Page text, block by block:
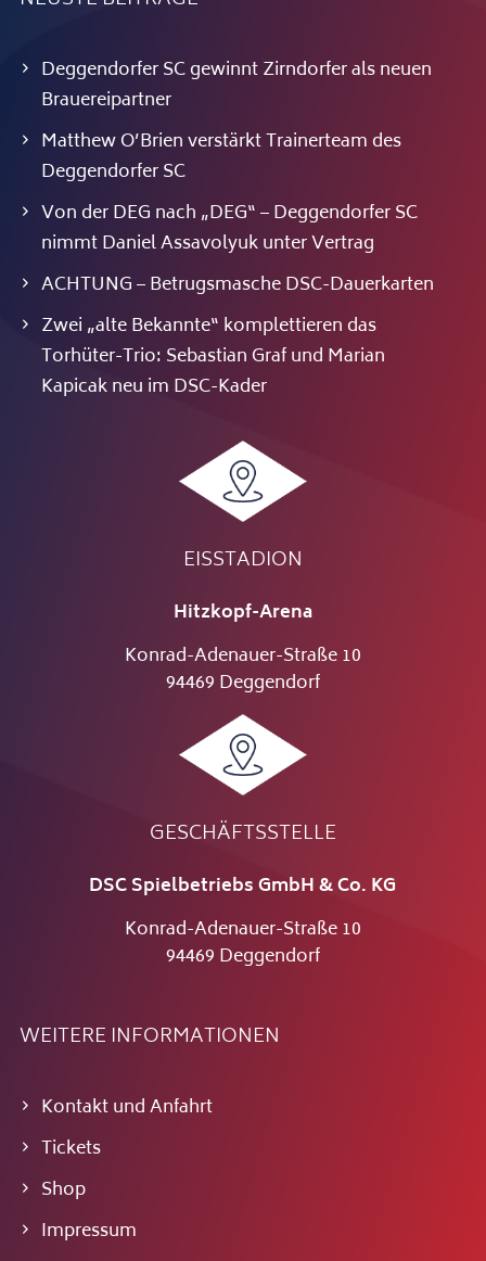
Deggendorfer SC gewinnt Zirndorfer als neuen
Brauereipartner
Matthew O’Brien verstärkt Trainerteam des
Deggendorfer SC
Von der DEG nach „DEG“ – Deggendorfer SC
nimmt Daniel Assavolyuk unter Vertrag
ACHTUNG – Betrugsmasche DSC-Dauerkarten
Zwei „alte Bekannte“ komplettieren das
Torhüter-Trio: Sebastian Graf und Marian
Kapicak neu im DSC-Kader
EISSTADION
Hitzkopf-Arena
Konrad-Adenauer-Straße 10
94469 Deggendorf
GESCHÄFTSSTELLE
DSC Spielbetriebs GmbH & Co. KG
Konrad-Adenauer-Straße 10
94469 Deggendorf
WEITERE INFORMATIONEN
Kontakt und Anfahrt
Tickets
Shop
Impressum